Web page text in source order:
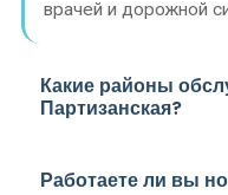
врачей и дорожной
Какие районы
Партизанская?
Работаете ли вы